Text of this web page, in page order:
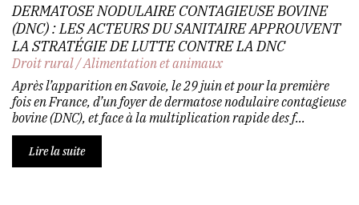
DERMATOSE NODULAIRE CONTAGIEUSE BOVINE
(DNC) : LES ACTEURS DU SANITAIRE APPROUVENT
LA STRATÉGIE DE LUTTE CONTRE LA DNC
Droit rural/Alimentation et animaux
Après l’apparition en Savoie, le 29 juin et pour la première
fois en France, d’un foyer de dermatose nodulaire contagieuse
bovine (DNC), et face à la multiplication rapide des f...
Lire la suite